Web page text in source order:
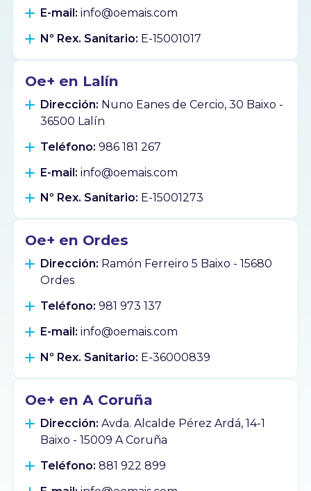
E-mail: info@oemais.com
Nº Rex. Sanitario: E-15001017
Oe+ en Lalín
Dirección: Nuno Eanes de Cercio, 30 Baixo -
36500 Lalín
Teléfono: 986 181 267
E-mail: info@oemais.com
Nº Rex. Sanitario: E-15001273
Oe+ en Ordes
Dirección: Ramón Ferreiro 5 Baixo - 15680
Ordes
Teléfono: 981 973 137
E-mail: info@oemais.com
Nº Rex. Sanitario: E-36000839
Oe+ en A Coruña
Dirección: Avda. Alcalde Pérez Ardá, 14-1
Baixo - 15009 A Coruña
Teléfono: 881 922 899